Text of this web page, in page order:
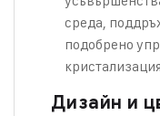
среда,
подобрено
Дизайн и